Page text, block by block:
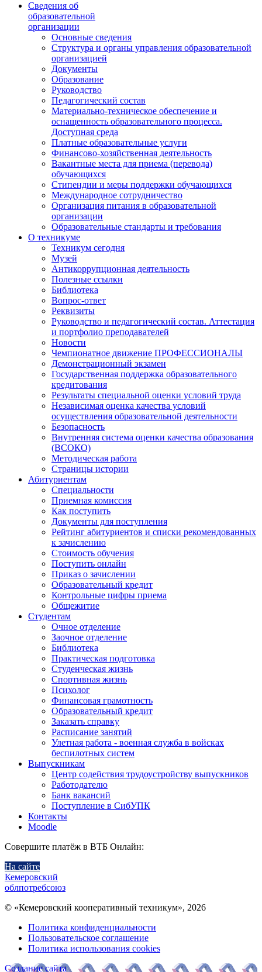
Сведения об
образовательной
организации
Основные сведения
Структура и органы управления образовательной
организацией
Документы
Образование
Руководство
Педагогический состав
Материально-техническое обеспечение и
оснащенность образовательного процесса.
Доступная среда
Платные образовательные услуги
Финансово-хозяйственная деятельность
Вакантные места для приема (перевода)
обучающихся
Стипендии и меры поддержки обучающихся
Международное сотрудничество
Организация питания в образовательной
организации
Образовательные стандарты и требования
О техникуме
Техникум сегодня
Музей
Антикоррупционная деятельность
Полезные ссылки
Библиотека
Вопрос-ответ
Реквизиты
Руководство и педагогический состав. Аттестация
и портфолио преподавателей
Новости
Чемпионатное движение ПРОФЕССИОНАЛЫ
Демонстрационный экзамен
Государственная поддержка образовательного
кредитования
Результаты специальной оценки условий труда
Независимая оценка качества условий
осуществления образовательной деятельности
Безопасность
Внутренняя система оценки качества образования
(ВСОКО)
Методическая работа
Страницы истории
Абитуриентам
Специальности
Приемная комиссия
Как поступить
Документы для поступления
Рейтинг абитуриентов и списки рекомендованных
к зачислению
Стоимость обучения
Поступить онлайн
Приказ о зачислении
Образовательный кредит
Контрольные цифры приема
Общежитие
Студентам
Очное отделение
Заочное отделение
Библиотека
Практическая подготовка
Студенческая жизнь
Спортивная жизнь
Психолог
Финансовая грамотность
Образовательный кредит
Заказать справку
Расписание занятий
Улетная работа - военная служба в войсках
беспилотных систем
Выпускникам
Центр содействия трудоустройству выпускников
Работодателю
Банк вакансий
Поступление в СибУПК
Контакты
Moodle
Совершите платёж в ВТБ Онлайн:
На сайте
Кемеровский
облпотребсоюз
© «Кемеровский кооперативный техникум», 2026
Политика конфиденциальности
Пользовательское соглашение
Политика использования cookies
Создание сайта